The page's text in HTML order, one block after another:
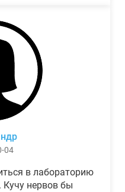
04
в лабораторию
Кучу нервов бы